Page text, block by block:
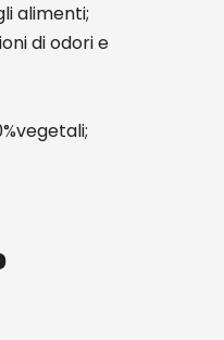
alimenti;
di odori e